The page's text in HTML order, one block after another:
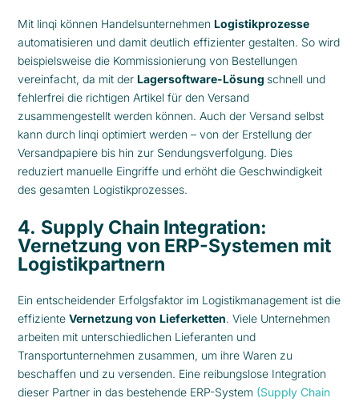
Mit linqi können Handelsunternehmen Logistikprozesse
automatisieren und damit deutlich effizienter gestalten. So wird
beispielsweise die Kommissionierung von Bestellungen
vereinfacht, da mit der Lagersoftware-Lösung schnell und
fehlerfrei die richtigen Artikel für den Versand
zusammengestellt werden können. Auch der Versand selbst
kann durch linqi optimiert werden – von der Erstellung der
Versandpapiere bis hin zur Sendungsverfolgung. Dies
reduziert manuelle Eingriffe und erhöht die Geschwindigkeit
des gesamten Logistikprozesses.
4. Supply Chain Integration:
Vernetzung von ERP-Systemen mit
Logistikpartnern
Ein entscheidender Erfolgsfaktor im Logistikmanagement ist die
effizienteVernetzung von Lieferketten. Viele Unternehmen
arbeiten mit unterschiedlichen Lieferanten und
Transportunternehmen zusammen, um ihre Waren zu
beschaffen und zu versenden. Eine reibungslose Integration
dieser Partner in das bestehende ERP-System (Supply Chain